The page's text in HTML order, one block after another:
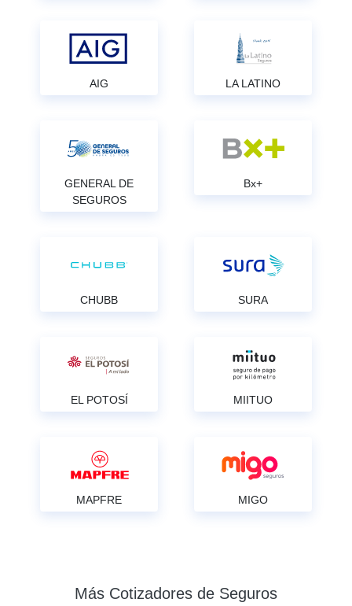
AIG LA LATINO
GENERAL DE
SEGUROS
Bx+
CHUBB SURA
EL POTOSÍ MIITUO
MAPFRE MIGO
Más Cotizadores de Seguros